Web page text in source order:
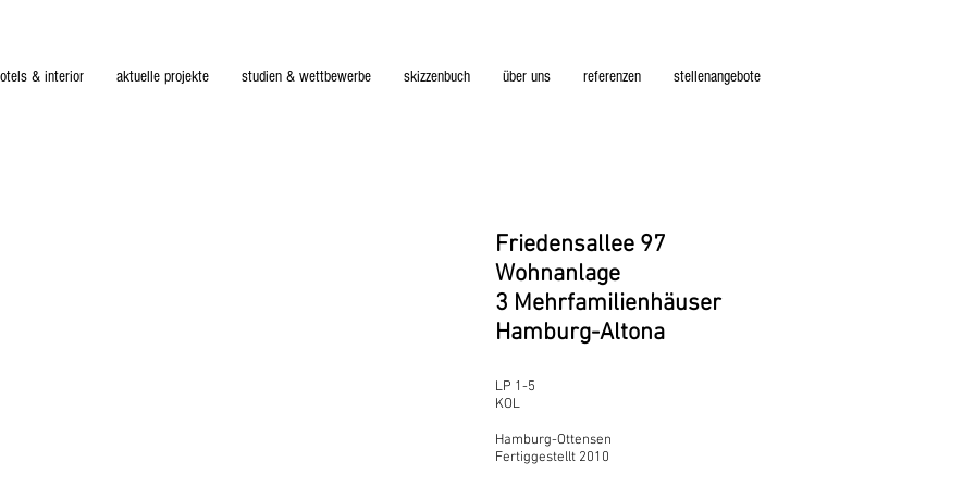
& interior aktuelle projekte studien & wettbewerbe skizzenbuch über uns referenzen stellenangebote
Friedensallee 97
Wohnanlage
3 Mehrfamilienhäuser
Hamburg-Altona
LP 1-5
KOL
Hamburg-Ottensen
Fertiggestellt 2010